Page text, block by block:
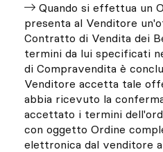
Quando si effettua un
presenta al Venditore
Contratto di Vendita dei
termini da lui specificati
di Compravendita è
Venditore accetta tale
abbia ricevuto la
accettato i termini
con oggetto Ordine
elettronica dal venditore